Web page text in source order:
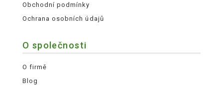
Obchodní podmínky
Ochrana osobních údajů
O společnosti
O firmě
Blog